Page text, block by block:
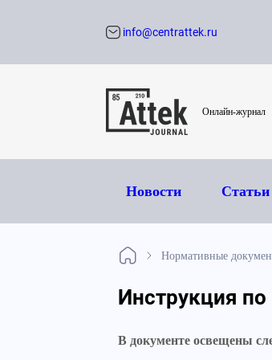
info@centrattek.ru
Онлайн-журнал
Новости Статьи
Нормативные
Инструкция
В документе освещены